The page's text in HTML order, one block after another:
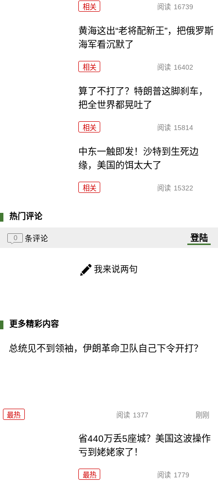
相关 阅读 16739
黄海这出“老将配新王”，把俄罗斯
海军看沉默了
相关 阅读 16402
算了不打了？特朗普这脚刹车，
把全世界都晃吐了
相关 阅读 15814
中东一触即发！沙特到生死边
缘，美国的饵太大了
相关 阅读 15322
热门评论
0 条评论 登陆
我来说两句
更多精彩内容
总统见不到领袖，伊朗革命卫队自己下令开打？
最热 阅读 1377 刚刚
省440万丢5座城？美国这波操作
亏到姥姥家了！
最热 阅读 1779